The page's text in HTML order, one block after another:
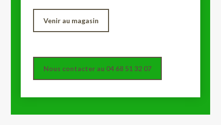
Venir au magasin
Nous contacter au 04 68 51 32 07